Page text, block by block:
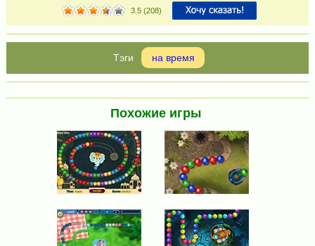
3.5(208)
на время
Похожие игры